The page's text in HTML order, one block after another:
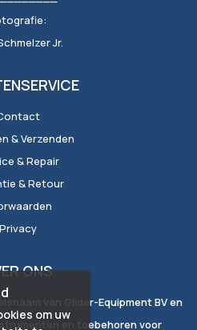
Jr.
& Verzenden
& Repair
& Retour
Privacy
ONS
van Glider-Equipment BV en
en toebehoren voor
om uw